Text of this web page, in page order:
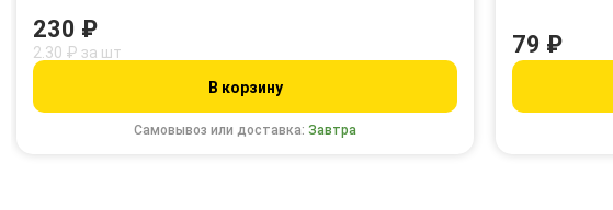
Самовывоз или доставка:Завтра
230 ₽
2.30 ₽ за шт
В корзину
79 ₽